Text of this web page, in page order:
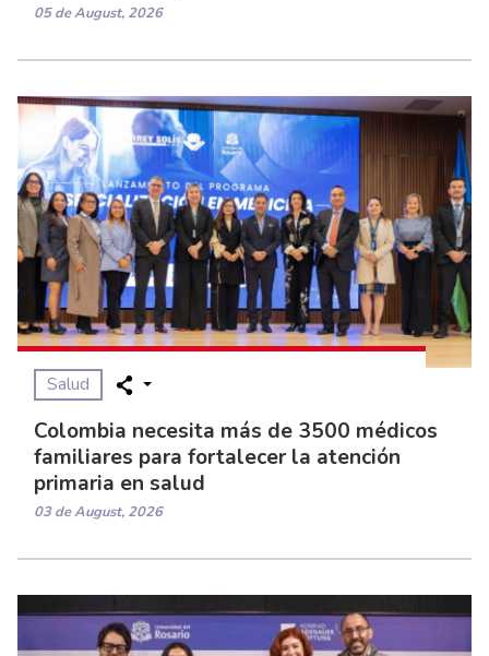
05 de August, 2026
Salud
Colombia necesita más de 3500 médicos
familiares para fortalecer la atención
primaria en salud
03 de August, 2026